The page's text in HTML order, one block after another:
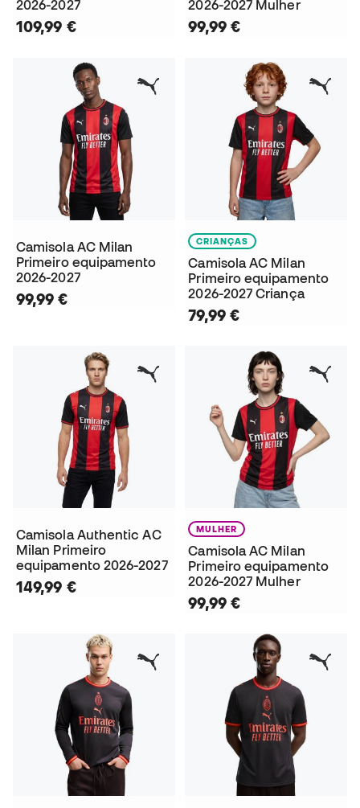
2026-2027
109,99 €
2026-2027 Mulher
99,99 €
Camisola AC Milan
Primeiro equipamento
2026-2027
99,99 €
CRIANÇAS
Camisola AC Milan
Primeiro equipamento
2026-2027 Criança
79,99 €
Camisola Authentic AC
Milan Primeiro
equipamento 2026-2027
149,99 €
MULHER
Camisola AC Milan
Primeiro equipamento
2026-2027 Mulher
99,99 €